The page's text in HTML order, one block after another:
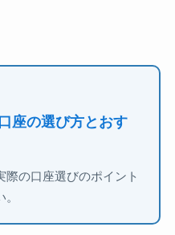
座の選び方とおす
際の口座選びのポイント